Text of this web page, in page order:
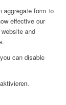
aggregate form to
effective our
and
can disable